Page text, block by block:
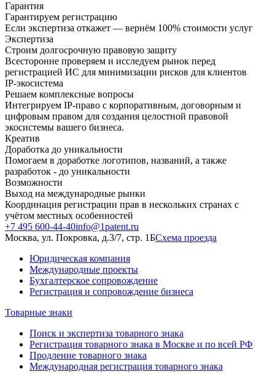
Гарантия
Гарантируем регистрацию
Если экспертиза откажет — вернём 100% стоимости услуг
Экспертиза
Строим долгосрочную правовую защиту
Всесторонне проверяем и исследуем рынок перед
регистрацией ИС для минимизации рисков для клиентов
IP-экосистема
Решаем комплексные вопросы
Интегрируем IP-право с корпоративным, договорным и
цифровым правом для создания целостной правовой
экосистемы вашего бизнеса.
Креатив
Доработка до уникальности
Помогаем в доработке логотипов, названий, а также
разработок - до уникальности
Возможности
Выход на международные рынки
Координация регистрации прав в нескольких странах с
учётом местных особенностей
+7 495 600-44-40info@1patent.ru
Москва, ул. Покровка, д.3/7, стр. 1БСхема проезда
Юридическая компания
Международные проекты
Бухгалтерское сопровождение
Регистрация и сопровождение бизнеса
Товарные знаки
Поиск и экспертиза товарного знака
Регистрация товарного знака в Москве и по всей РФ
Продление товарного знака
Международная регистрация товарного знака